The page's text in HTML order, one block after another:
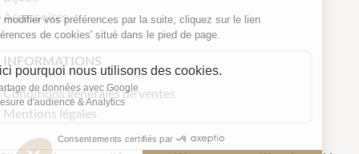
Accessoires
INFORMATIONS
Conditions générales de ventes
Mentions légales
Pour modifier vos préférences par la suite, cliquez sur le lien
'Préférences de cookies' situé dans le pied de page.
Voici pourquoi nous utilisons des cookies.
Partage de données avec Google
Mesure d'audience & Analytics
Consentements certifiés par